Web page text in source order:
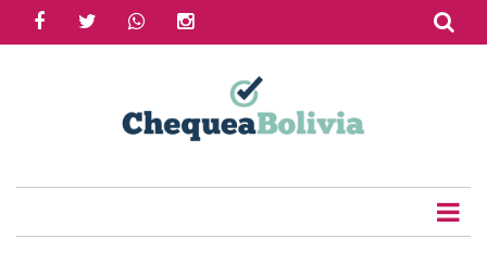
facebooktwitter whatsapp